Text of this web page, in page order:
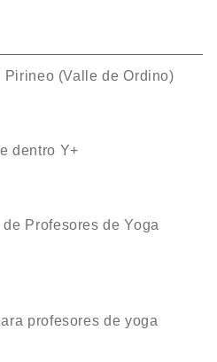
(Valle de Ordino)
dentro Y+
Profesores de Yoga
profesores de yoga